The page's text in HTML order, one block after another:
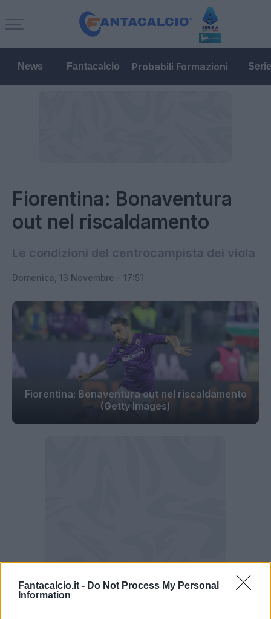
Fantacalcio.it - Do Not Process My Personal
Information
News Fantacalcio Probabili Formazioni
Fiorentina: Bonaventura
out nel riscaldamento
Le condizioni del centrocampista dei viola
Domenica, 13 Novembre - 17:51
Fiorentina: Bonaventura out nel riscaldamento
(Getty Images)
Brutte notizie per la Fiorentina che perde